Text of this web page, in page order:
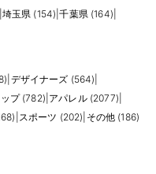
埼玉県 (154) |千葉県 (164)
デザイナーズ (564)
プ (782) アパレル (2077)
スポーツ (202) その他 (186)